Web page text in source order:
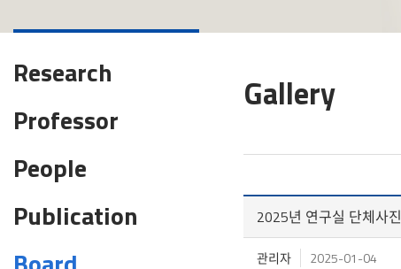
Research
Professor
People
Publication
Gallery
2025년 연구실 단체사진
관리자 2025-01-04